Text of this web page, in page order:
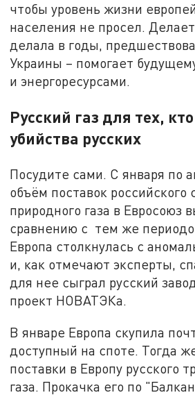
чтобы уровень жизни
населения не просел.
делала в годы,
Украины – помогает
и энергоресурсами.
Русский газ для тех,
убийства русских
Посудите сами. С января по
объём поставок российского
природного газа в Евросоюз
сравнению с тем же
Европа столкнулась с
и, как отмечают эксперты,
для нее сыграл русский
проект НОВАТЭКа.
В январе Европа скупила
доступный на споте. Тогда
поставки в Европу русского
газа. Прокачка его по